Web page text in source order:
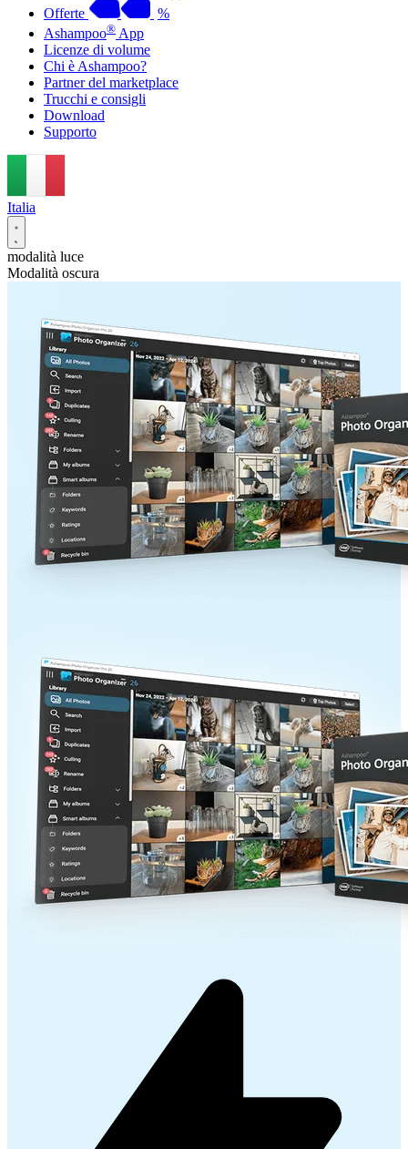
Offerte
%
Ashampoo® App
Licenze di volume
Chi è Ashampoo?
Partner del marketplace
Trucchi e consigli
Download
Supporto
Italia
modalità luce
Modalità oscura